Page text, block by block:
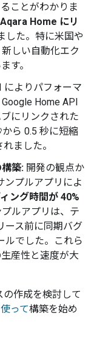
ことがわかりま
Home にリ
した。特に米国や
しい自動化エク
す。
によりパフォーマ
Home API
にリンクされた
ら 0.5 秒に短縮
れました。
築: 開発の観点か
ンプルアプリによ
ング時間が 40%
ルアプリは、テ
ース前に同期バグ
ルでした。これら
産性と速度が大
作成を検討して
って構築を始め